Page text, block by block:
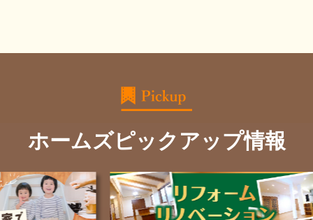
ホームズピックアップ情報